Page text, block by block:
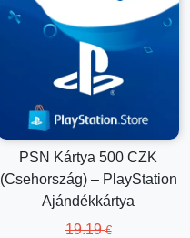
érvényes.
PSN Kártya 500 CZK
(Csehország) – PlayStation
Ajándékkártya
19.19€